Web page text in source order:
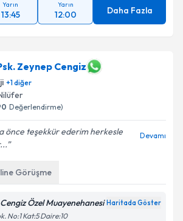
Yarın
13:45
Yarın
12:00 Daha Fazla
Zeynep Cengiz
+1diğer
Değerlendirme)
önce teşekkür ederim herkesle
Devamı
Görüşme
Özel Muayenehanesi Haritada Göster
No:1 Kat:5 Daire:10